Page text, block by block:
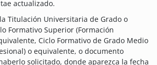
actualizado.
Titulación Universitaria de Grado o
Formativo Superior (Formación
Ciclo Formativo de Grado Medio
o equivalente, o documento
solicitado, donde aparezca la fecha